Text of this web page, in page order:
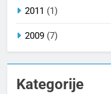
2011 (1)
2009 (7)
Kategorije